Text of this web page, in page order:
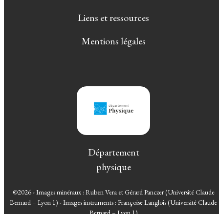
Liens et ressources
Mentions légales
Département
physique
©2026 - Images minéraux : Ruben Vera et Gérard Panczer (Université Claude
Bernard – Lyon 1) - Images instruments : Françoise Langlois (Université Claude